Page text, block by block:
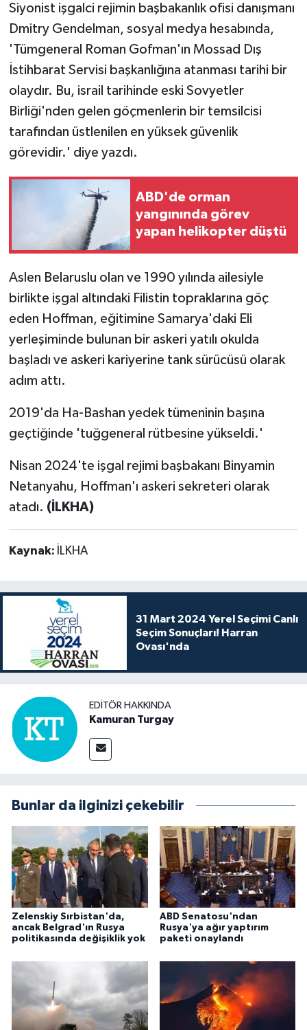
Siyonist işgalci rejimin başbakanlık ofisi danışmanı
Dmitry Gendelman, sosyal medya hesabında,
'Tümgeneral Roman Gofman'ın Mossad Dış
İstihbarat Servisi başkanlığına atanması tarihi bir
olaydır. Bu, israil tarihinde eski Sovyetler
Birliği'nden gelen göçmenlerin bir temsilcisi
tarafından üstlenilen en yüksek güvenlik
görevidir.' diye yazdı.
ABD'de orman
yangınında görev
yapan helikopter düştü
Aslen Belaruslu olan ve 1990 yılında ailesiyle
birlikte işgal altındaki Filistin topraklarına göç
eden Hoffman, eğitimine Samarya'daki Eli
yerleşiminde bulunan bir askeri yatılı okulda
başladı ve askeri kariyerine tank sürücüsü olarak
adım attı.
2019'da Ha-Bashan yedek tümeninin başına
geçtiğinde 'tuğgeneral rütbesine yükseldi.'
Nisan 2024'te işgal rejimi başbakanı Binyamin
Netanyahu, Hoffman'ı askeri sekreteri olarak
atadı. (İLKHA)
Kaynak: İLKHA
31 Mart 2024 Yerel Seçimi Canlı
Seçim Sonuçları! Harran
Ovası'nda
EDITÖR HAKKINDA
Kamuran Turgay
Bunlar da ilginizi çekebilir
Zelenskiy Sırbistan'da,
ancak Belgrad'ın Rusya
politikasında değişiklik yok
ABD Senatosu'ndan
Rusya'ya ağır yaptırım
paketi onaylandı